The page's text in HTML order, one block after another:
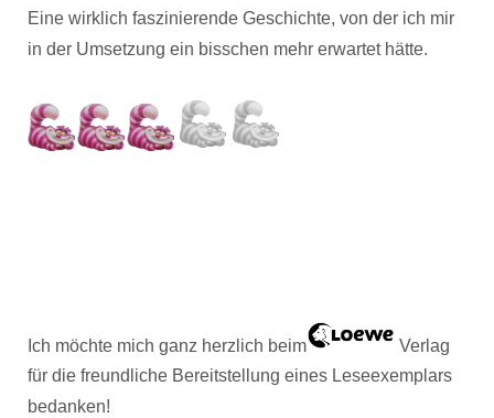
Eine wirklich faszinierende Geschichte, von der ich mir
in der Umsetzung ein bisschen mehr erwartet hätte.
Ich möchte mich ganz herzlich beim
Verlag
für die freundliche Bereitstellung eines Leseexemplars
bedanken!